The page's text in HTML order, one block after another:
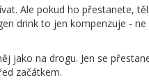
Ale pokud ho přestanete,
drink to jen kompenzuje -
jako na drogu. Jen se
začátkem.